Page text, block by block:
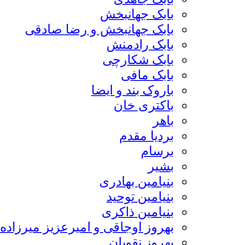
بابک جهانبخش
بابک جهانبخش و رضا صادقی
بابک رادمنش
بابک شکارچی
بابک مافی
باروک بند و ایضا
باکتری خان
باهر
بردیا مقدم
برسام
بشیر
بنیامین بهادری
بنیامین توحید
بنیامین ذاکری
بهروز اوجاقی و امیرعزیز میرزاده